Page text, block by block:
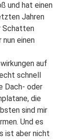
und hat einen
Jahren
Schatten
einen
auf
schnell
Dach- oder
die
sind mir
Und es
ist aber nicht